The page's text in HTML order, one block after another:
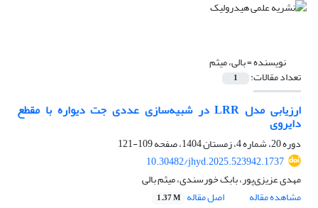
نویسنده =بالی، میثم
تعداد مقالات: 1
ارزیابی مدل LRR در شبیه‌سازی عددی جت دیواره با مقطع
دایروی
دوره 20، شماره 4، زمستان 1404، صفحه
109-121
10.30482/jhyd.2025.523942.1737
مهدی عزیزی‌پور، بابک خورسندی، میثم بالی
مشاهده مقاله
اصل مقاله 1.37 M